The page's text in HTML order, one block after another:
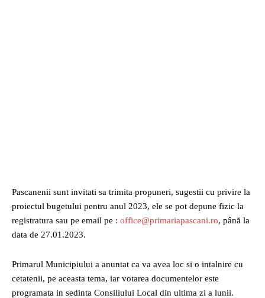
Pascanenii sunt invitati sa trimita propuneri, sugestii cu privire la
proiectul bugetului pentru anul 2023, ele se pot depune fizic la
registratura sau pe email pe : office@primariapascani.ro, până la
data de 27.01.2023.
Primarul Municipiului a anuntat ca va avea loc si o intalnire cu
cetatenii, pe aceasta tema, iar votarea documentelor este
programata in sedinta Consiliului Local din ultima zi a lunii.